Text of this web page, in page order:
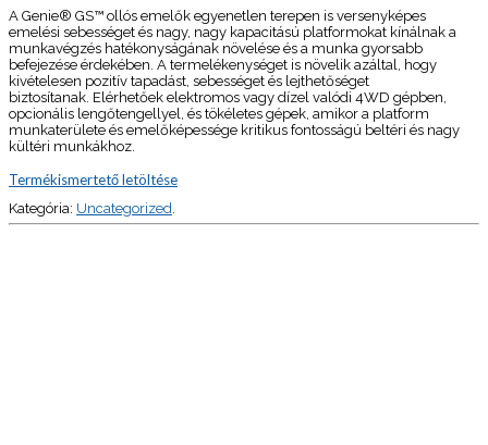
A Genie® GS™ ollós emelők egyenetlen terepen is versenyképes
emelési sebességet és nagy, nagy kapacitású platformokat kínálnak a
munkavégzés hatékonyságának növelése és a munka gyorsabb
befejezése érdekében. A termelékenységet is növelik azáltal, hogy
kivételesen pozitív tapadást, sebességet és lejthetőséget
biztosítanak. Elérhetőek elektromos vagy dízel valódi 4WD gépben,
opcionális lengőtengellyel, és tökéletes gépek, amikor a platform
munkaterülete és emelőképessége kritikus fontosságú beltéri és nagy
kültéri munkákhoz.
Termékismertető letöltése
Kategória: Uncategorized